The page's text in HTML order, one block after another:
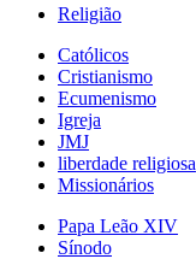
Religião
Católicos
Cristianismo
Ecumenismo
Igreja
JMJ
liberdade religiosa
Missionários
Papa Leão XIV
Sínodo